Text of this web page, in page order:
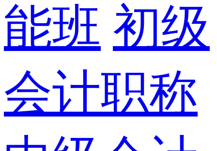
能班 初级
会计职称